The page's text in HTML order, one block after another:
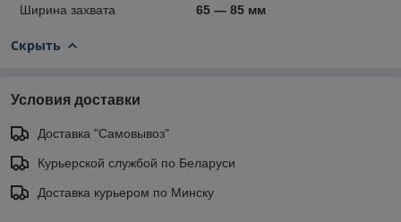
Ширина захвата 65 — 85 мм
Скрыть
Условия доставки
Доставка "Самовывоз"
Курьерской службой по Беларуси
Доставка курьером по Минску